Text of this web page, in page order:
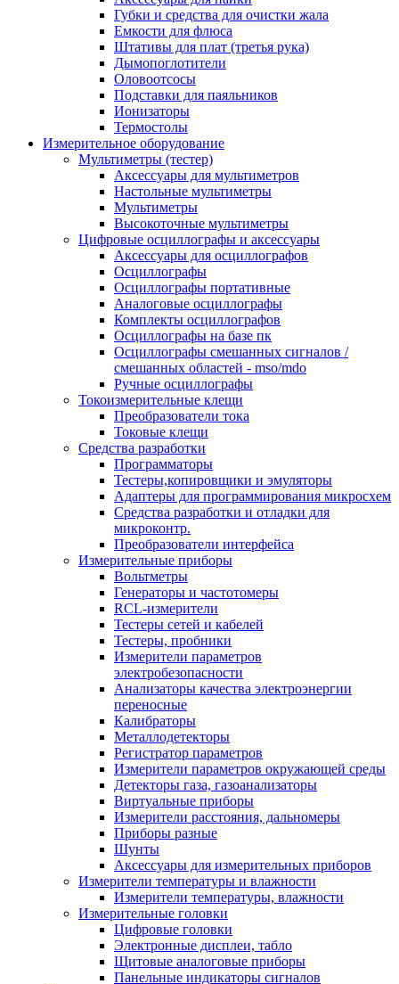
Губки и средства для очистки жала
Емкости для флюса
Штативы для плат (третья рука)
Дымопоглотители
Оловоотсосы
Подставки для паяльников
Ионизаторы
Термостолы
Измерительное оборудование
Мультиметры (тестер)
Аксессуары для мультиметров
Настольные мультиметры
Мультиметры
Высокоточные мультиметры
Цифровые осциллографы и аксессуары
Аксессуары для осциллографов
Осциллографы
Осциллографы портативные
Аналоговые осциллографы
Комплекты осциллографов
Осциллографы на базе пк
Осциллографы смешанных сигналов /
смешанных областей - mso/mdo
Ручные осциллографы
Токоизмерительные клещи
Преобразователи тока
Токовые клещи
Средства разработки
Программаторы
Тестеры,копировщики и эмуляторы
Адаптеры для программирования микросхем
Cредства разработки и отладки для
микроконтр.
Преобразователи интерфейса
Измерительные приборы
Вольтметры
Генераторы и частотомеры
RCL-измерители
Тестеры сетей и кабелей
Тестеры, пробники
Измерители параметров
электробезопасности
Анализаторы качества электроэнергии
переносные
Калибраторы
Металлодетекторы
Регистратор параметров
Измерители параметров окружающей среды
Детекторы газа, газоанализаторы
Виртуальные приборы
Измерители расстояния, дальномеры
Приборы разные
Шунты
Аксессуары для измерительных приборов
Измерители температуры и влажности
Измерители температуры, влажности
Измерительные головки
Цифровые головки
Электронные дисплеи, табло
Щитовые аналоговые приборы
Панельные индикаторы сигналов